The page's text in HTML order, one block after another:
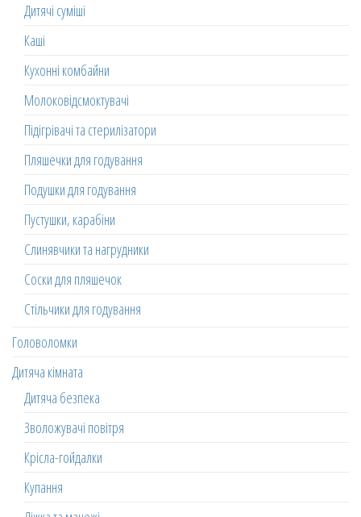
Дитячі суміші
Каші
Кухонні комбайни
Молоковідсмоктувачі
Підігрівачі та стерилізатори
Пляшечки для годування
Подушки для годування
Пустушки, карабіни
Слинявчики та нагрудники
Соски для пляшечок
Стільчики для годування
Головоломки
Дитяча кімната
Дитяча безпека
Зволожувачі повітря
Крісла-гойдалки
Купання